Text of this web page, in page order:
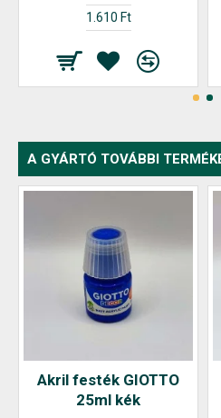
1.610 Ft
A GYÁRTÓ TOVÁBBI
Akril festék GIOTTO
25ml kék